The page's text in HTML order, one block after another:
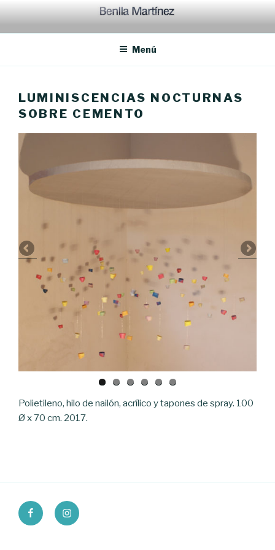
contenido
Menú
LUMINISCENCIAS NOCTURNAS
SOBRE CEMENTO
Polietileno, hilo de nailón, acrílico y tapones de spray. 100
Ø x 70 cm. 2017.
FACEBOOKINSTAGRAM